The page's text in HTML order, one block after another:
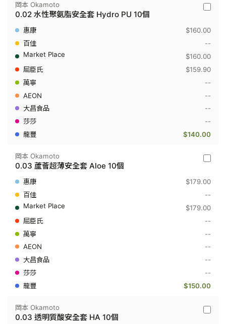
岡
-
0.02
性
聚
氨
脂
全
套
PU
10
個
岡本 Okamoto
0.02 水性聚氨脂安全套 Hydro PU 10個
$160.00
--
$160.00
$159.90
--
--
--
--
$140.00
岡
-
0.03
薈
安
套
Aloe
個
岡本 Okamoto
0.03 蘆薈超薄安全套 Aloe 10個
$179.00
--
$179.00
--
--
--
--
--
$150.00
岡
岡本 Okamoto
0.03 透明質酸安全套 HA 10個